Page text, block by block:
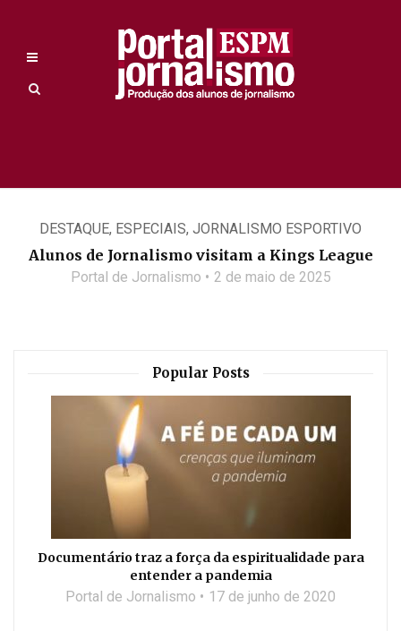
DESTAQUE, ESPECIAIS, JORNALISMO ESPORTIVO
Alunos de Jornalismo visitam a Kings League
Portal de Jornalismo 2 de maio de 2025
Popular Posts
Documentário traz a força da espiritualidade para
entender a pandemia
Portal de Jornalismo 17 de junho de 2020